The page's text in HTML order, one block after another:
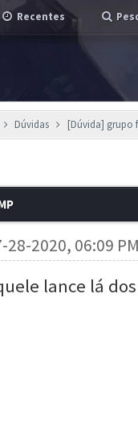
Recentes
Dúvidas [Dúvida] grupo
28-2020, 06:09
lance lá